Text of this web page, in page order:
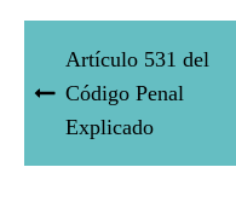
Artículo 531 del
Código Penal
Explicado